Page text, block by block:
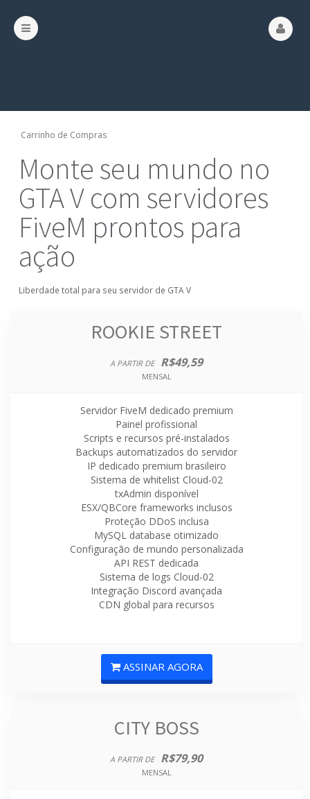
Carrinho de Compras
Monte seu mundo no
GTA V com servidores
FiveM prontos para
ação
Liberdade total para seu servidor de GTA V
ROOKIE STREET
A PARTIR DE R$49,59
MENSAL
Servidor FiveM dedicado premium
Painel profissional
Scripts e recursos pré-instalados
Backups automatizados do servidor
IP dedicado premium brasileiro
Sistema de whitelist Cloud-02
txAdmin disponível
ESX/QBCore frameworks inclusos
Proteção DDoS inclusa
MySQL database otimizado
Configuração de mundo personalizada
API REST dedicada
Sistema de logs Cloud-02
Integração Discord avançada
CDN global para recursos
ASSINAR AGORA
CITY BOSS
A PARTIR DE R$79,90
MENSAL